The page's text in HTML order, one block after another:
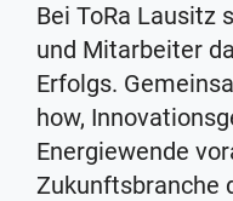
Bei ToRa Lausitz
und Mitarbeiter
Erfolgs.
how,
Energiewende
Zukunftsbranche